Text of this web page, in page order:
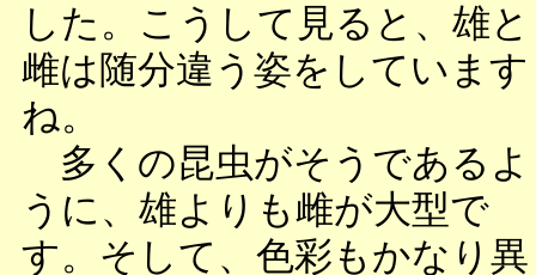
した。こうして見ると、雄と
雌は随分違う姿をしています
ね。
多くの昆虫がそうであるよ
うに、雄よりも雌が大型で
す。そして、色彩もかなり異